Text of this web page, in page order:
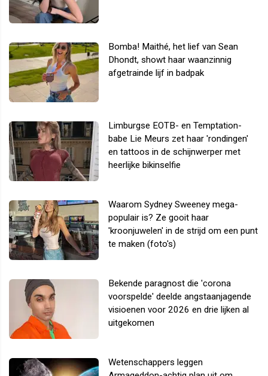
Bomba! Maithé, het lief van Sean
Dhondt, showt haar waanzinnig
afgetrainde lijf in badpak
Limburgse EOTB- en Temptation-
babe Lie Meurs zet haar 'rondingen'
en tattoos in de schijnwerper met
heerlijke bikinselfie
Waarom Sydney Sweeney mega-
populair is? Ze gooit haar
'kroonjuwelen' in de strijd om een punt
te maken (foto's)
Bekende paragnost die 'corona
voorspelde' deelde angstaanjagende
visioenen voor 2026 en drie lijken al
uitgekomen
Wetenschappers leggen